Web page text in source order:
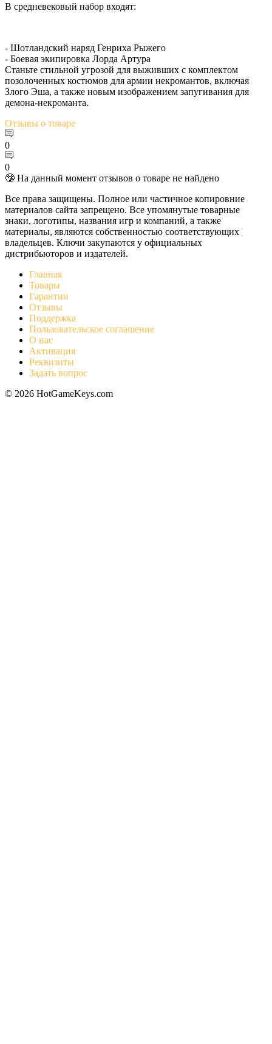
В средневековый набор входят:
- Шотландский наряд Генриха Рыжего
- Боевая экипировка Лорда Артура
Станьте стильной угрозой для выживших с комплектом
позолоченных костюмов для армии некромантов, включая
Злого Эша, а также новым изображением запугивания для
демона-некроманта.
Отзывы о товаре
0
0
🤥 На данный момент отзывов о товаре не найдено
Все права защищены. Полное или частичное копировние
материалов сайта запрещено. Все упомянутые товарные
знаки, логотипы, названия игр и компаний, а также
материалы, являются собственностью соответствующих
владельцев. Ключи закупаются у официальных
дистрибьюторов и издателей.
Главная
Товары
Гарантии
Отзывы
Поддержка
Пользовательское соглашение
О нас
Активация
Реквизиты
Задать вопрос
© 2026 HotGameKeys.com